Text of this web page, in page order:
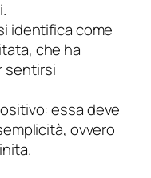
identifica come
che ha
sentirsi
essa deve
ovvero